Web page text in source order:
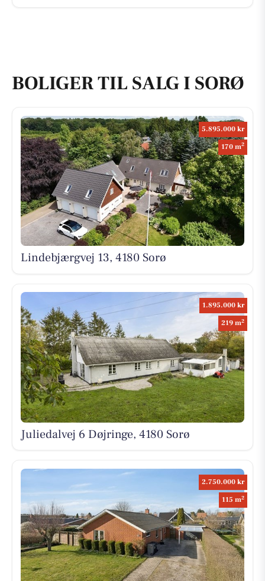
BOLIGER TIL SALG I SORØ
5.895.000 kr
170 m2
Lindebjærgvej 13, 4180 Sorø
1.895.000 kr
219 m2
Juliedalvej 6 Døjringe, 4180 Sorø
2.750.000 kr
115 m2